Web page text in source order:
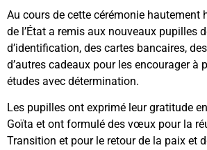
Au cours de cette cérémonie hautement
de l’État a remis aux nouveaux pupilles
d’identification, des cartes bancaires,
d’autres cadeaux pour les encourager à
études avec détermination.
Les pupilles ont exprimé leur gratitude
Goïta et ont formulé des vœux pour la
Transition et pour le retour de la paix et